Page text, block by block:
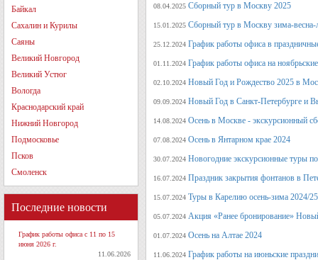
Байкал
Сахалин и Курилы
Саяны
Великий Новгород
Великий Устюг
Вологда
Краснодарский край
Нижний Новгород
Подмосковье
Псков
Смоленск
Последние новости
График работы офиса с 11 по 15
июня 2026 г.
11.06.2026
08.04.2025 Сборный тур в Москву 2025
15.01.2025 Сборный тур в Москву зима-весна-
25.12.2024 График работы офиса в
01.11.2024 График работы офиса на
02.10.2024 Новый Год и Рождество 2025 в
09.09.2024 Новый Год в Санкт-Петербурге и
14.08.2024 Осень в Москве - экскурсионный
07.08.2024 Осень в Янтарном крае 2024
30.07.2024 Новогодние экскурсионные туры
16.07.2024 Праздник закрытия фонтанов в
15.07.2024 Туры в Карелию осень-зима 2024/25
05.07.2024 Акция «Ранее бронирование»
01.07.2024 Осень на Алтае 2024
11.06.2024 График работы на июньские